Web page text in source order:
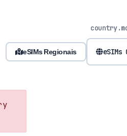
eSIMs Regionais eSIMs